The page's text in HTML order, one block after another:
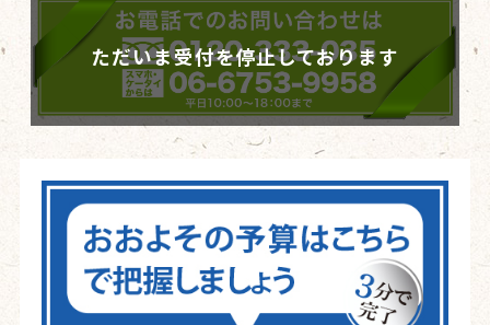
ただいま受付を停止しております